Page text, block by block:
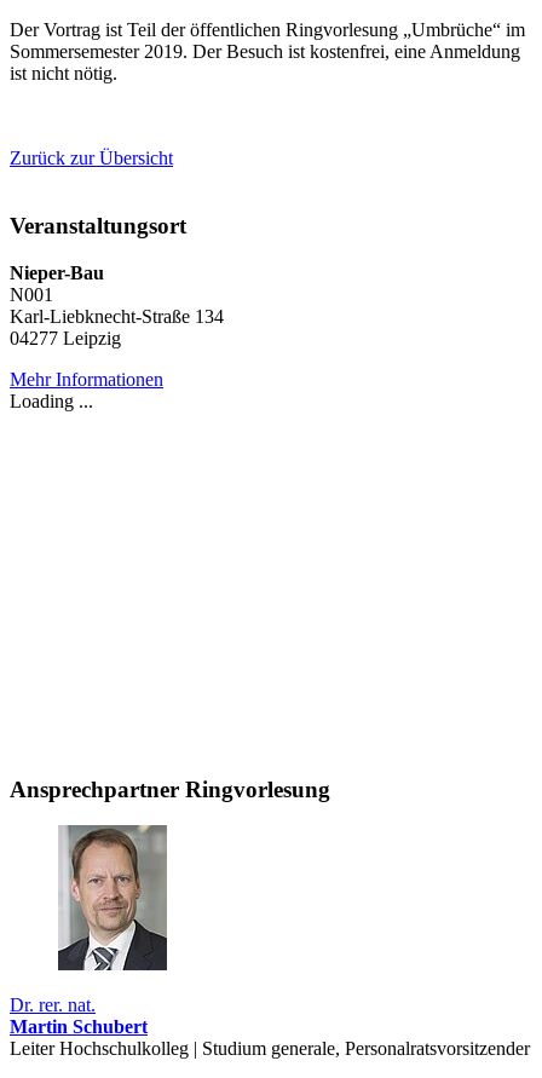
Der Vortrag ist Teil der öffentlichen Ringvorlesung „Umbrüche“ im
Sommersemester 2019. Der Besuch ist kostenfrei, eine Anmeldung
ist nicht nötig.
Zurück zur Übersicht
Veranstaltungsort
Nieper-Bau
N001
Karl-Liebknecht-Straße 134
04277 Leipzig
Mehr Informationen
Loading ...
Ansprechpartner Ringvorlesung
Dr. rer. nat.
Martin Schubert
Leiter Hochschulkolleg | Studium generale, Personalratsvorsitzender